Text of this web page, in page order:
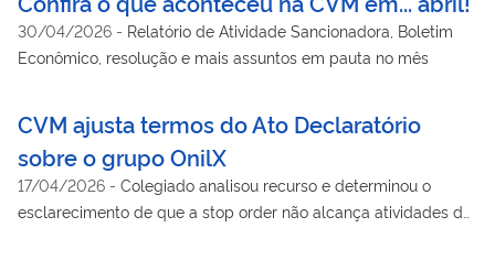
30/04/2026 - Relatório de Atividade Sancionadora, Boletim
Econômico, resolução e mais assuntos em pauta no mês
CVM ajusta termos do Ato Declaratório
sobre o grupo OnilX
17/04/2026 - Colegiado analisou recurso e determinou o
esclarecimento de que a stop order não alcança atividades de